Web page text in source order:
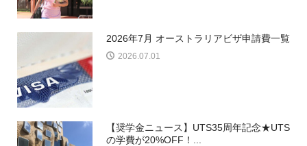
2026年7月 オーストラリアビザ申請費一覧
2026.07.01
【奨学金ニュース】UTS35周年記念★UTS
の学費が20%OFF！...